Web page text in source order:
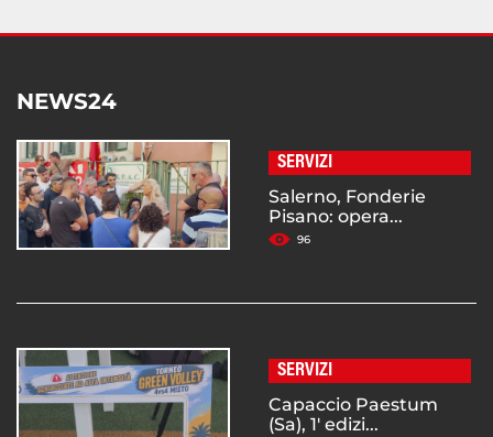
NEWS24
SERVIZI
Salerno, Fonderie
Pisano: opera...
96
SERVIZI
Capaccio Paestum
(Sa), 1' edizi...